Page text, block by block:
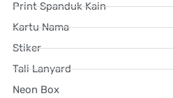
Print Spanduk Kain
Kartu Nama
Stiker
Tali Lanyard
Neon Box